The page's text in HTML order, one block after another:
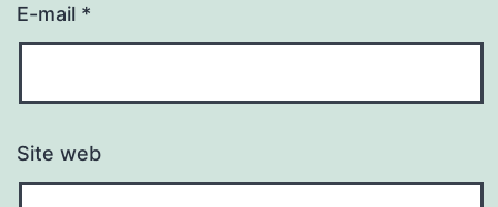
E-mail *
Site web